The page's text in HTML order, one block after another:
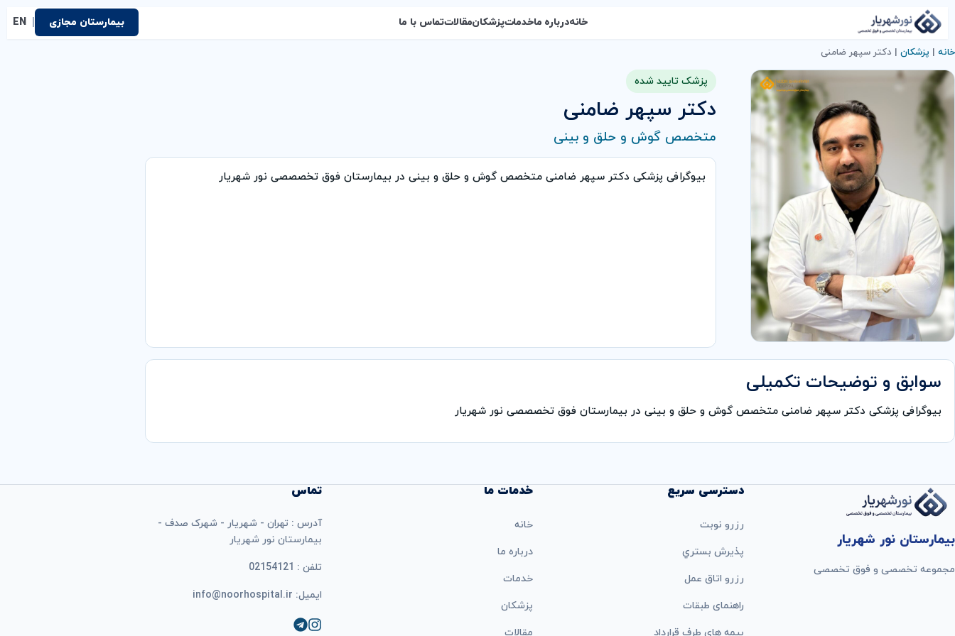
خانهدرباره ماخدماتپزشکانمقالاتتماس با ما بیمارستان مجازی EN
خانه | پزشکان | دکتر سپهر ضامنی
پزشک تایید شده
دکتر سپهر ضامنی
متخصص گوش و حلق و بینی
بیوگرافی پزشکی دکتر سپهر ضامنی متخصص گوش و حلق و بینی در بیمارستان فوق تخصصصی نور شهریار
سوابق و توضیحات تکمیلی
بیوگرافی پزشکی دکتر سپهر ضامنی متخصص گوش و حلق و بینی در بیمارستان فوق تخصصصی نور شهریار
بیمارستان نور شهریار
مجموعه تخصصی و فوق تخصصی
دسترسی سریع
رزرو نوبت
پذيرش بستري
رزرو اتاق عمل
راهنمای طبقات
بيمه های طرف قرارداد
خدمات ما
خانه
درباره ما
خدمات
پزشکان
مقالات
تماس
آدرس : تهران - شهریار - شهرک صدف -
بیمارستان نور شهریار
تلفن : 02154121
ایمیل: info@noorhospital.ir